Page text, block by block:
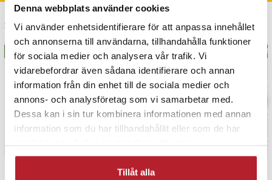
Denna webbplats använder cookies
Vi använder enhetsidentifierare för att anpassa innehållet
och annonserna till användarna, tillhandahålla funktioner
för sociala medier och analysera vår trafik. Vi
vidarebefordrar även sådana identifierare och annan
information från din enhet till de sociala medier och
annons- och analysföretag som vi samarbetar med.
Dessa kan i sin tur kombinera informationen med annan
information som du har tillhandahållit eller som de har
Tillåt alla
Senast besökta
BÄSTSÄLJARE